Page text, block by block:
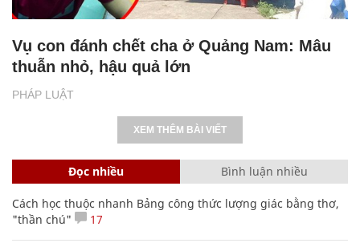
PHÁP LUẬT
Vụ con đánh chết cha ở Quảng Nam: Mâu
thuẫn nhỏ, hậu quả lớn
XEM THÊM BÀI VIẾT
Đọc nhiều Bình luận nhiều
Cách học thuộc nhanh Bảng công thức lượng giác bằng thơ,
"thần chú"
17